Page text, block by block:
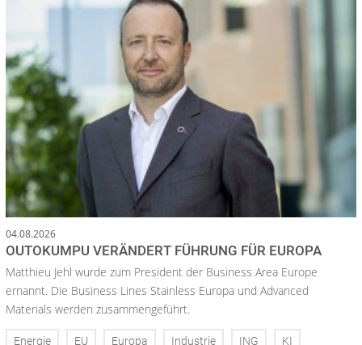
04.08.2026
OUTOKUMPU VERÄNDERT FÜHRUNG FÜR EUROPA
Matthieu Jehl wurde zum President der Business Area Europe
ernannt. Die Business Lines Stainless Europa und Advanced
Materials werden zusammengeführt.
Energie EU Europa Industrie ING KI